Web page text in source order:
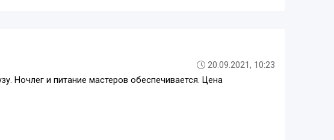
20.09.2021, 10:23
Ночлег и питание мастеров обеспечивается. Цена